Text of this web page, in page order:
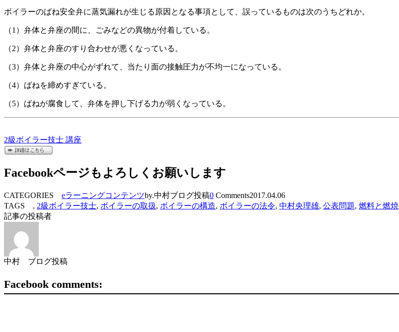
ボイラーのばね安全弁に蒸気漏れが生じる原因となる事項として、誤っているものは次のうちどれか。
（1）弁体と弁座の間に、ごみなどの異物が付着している。
（2）弁体と弁座のすり合わせが悪くなっている。
（3）弁体と弁座の中心がずれて、当たり面の接触圧力が不均一になっている。
（4）ばねを締めすぎている。
（5）ばねが腐食して、弁体を押し下げる力が弱くなっている。
2級ボイラー技士 講座
Facebookページもよろしくお願いします
CATEGORIES eラーニングコンテンツby.中村ブログ投稿0 Comments2017.04.06
TAGS , 2級ボイラー技士, ボイラーの取扱, ボイラーの構造, ボイラーの法令, 中村央理雄, 公表問題, 燃料と燃焼
記事の投稿者
中村 ブログ投稿
Facebook comments: